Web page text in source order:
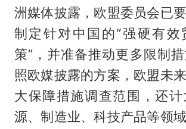
洲媒体披露，欧盟委员会已
制定针对中国的“强硬有效
策”，并准备推动更多限制
照欧媒披露的方案，欧盟未
大保障措施调查范围，还
源、制造业、科技产品等领